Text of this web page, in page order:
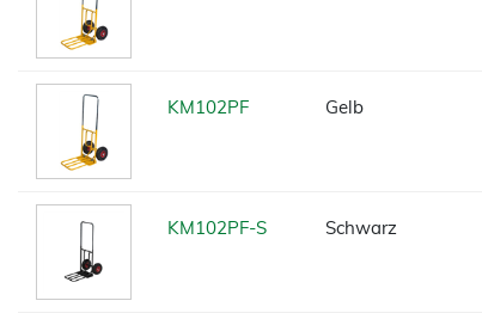
KM102PF Gelb
KM102PF-S Schwarz